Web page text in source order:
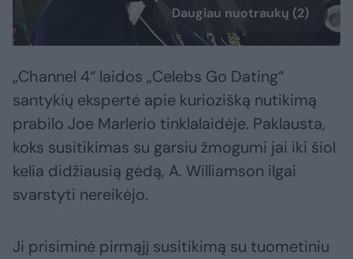
Daugiau nuotraukų (2)
„Channel 4“ laidos „Celebs Go Dating“
santykių ekspertė apie kuriozišką nutikimą
prabilo Joe Marlerio tinklalaidėje. Paklausta,
koks susitikimas su garsiu žmogumi jai iki šiol
kelia didžiausią gėdą, A. Williamson ilgai
svarstyti nereikėjo.
Ji prisiminė pirmąjį susitikimą su tuometiniu